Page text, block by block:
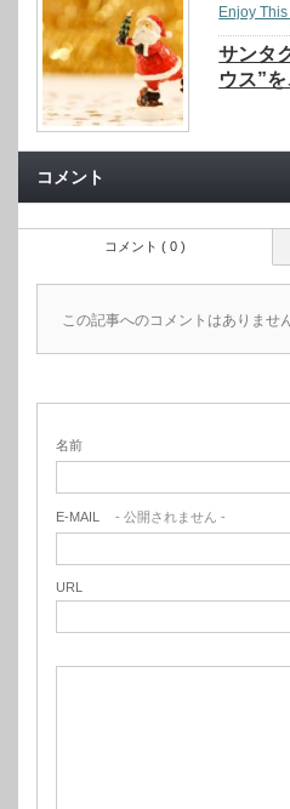
Enjoy This
サンタ
ウス”
コメント
コメント ( 0 )
この記事へのコメントはありません
名前
E-MAIL - 公開されません -
URL